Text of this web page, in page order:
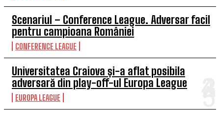
Scenariul – Conference League. Adversar facil
pentru campioana României
CONFERENCE LEAGUE
Universitatea Craiova și-a aflat posibila
adversară din play-off-ul Europa League
EUROPA LEAGUE